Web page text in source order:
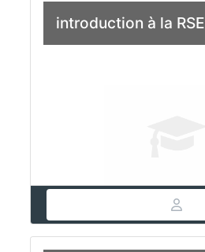
introduction à la RSE